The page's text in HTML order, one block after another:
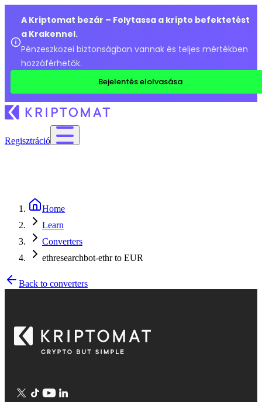
A Kriptomat bezár – Folytassa a kripto befektetést
a Krakennel.
Pénzeszközei biztonságban vannak és teljes mértékben
hozzáférhetők.
Bejelentés elolvasása
Regisztráció
Home
Learn
Converters
ethresearchbot-ethr to EUR
Back to converters